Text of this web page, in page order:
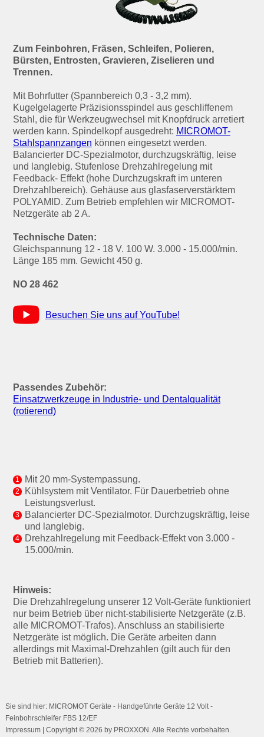
Zum Feinbohren, Fräsen, Schleifen, Polieren,
Bürsten, Entrosten, Gravieren, Ziselieren und
Trennen.
Mit Bohrfutter (Spannbereich 0,3 - 3,2 mm).
Kugelgelagerte Präzisionsspindel aus geschliffenem
Stahl, die für Werkzeugwechsel mit Knopfdruck arretiert
werden kann. Spindelkopf ausgedreht: MICROMOT-
Stahlspannzangen können eingesetzt werden.
Balancierter DC-Spezialmotor, durchzugskräftig, leise
und langlebig. Stufenlose Drehzahlregelung mit
Feedback- Effekt (hohe Durchzugskraft im unteren
Drehzahlbereich). Gehäuse aus glasfaserverstärktem
POLYAMID. Zum Betrieb empfehlen wir MICROMOT-
Netzgeräte ab 2 A.
Technische Daten:
Gleichspannung 12 - 18 V. 100 W. 3.000 - 15.000/min.
Länge 185 mm. Gewicht 450 g.
NO 28 462
Besuchen Sie uns auf YouTube!
Passendes Zubehör:
Einsatzwerkzeuge in Industrie- und Dentalqualität
(rotierend)
Mit 20 mm-Systempassung.
Kühlsystem mit Ventilator. Für Dauerbetrieb ohne
Leistungsverlust.
Balancierter DC-Spezialmotor. Durchzugskräftig, leise
und langlebig.
Drehzahlregelung mit Feedback-Effekt von 3.000 -
15.000/min.
Hinweis:
Die Drehzahlregelung unserer 12 Volt-Geräte funktioniert
nur beim Betrieb über nicht-stabilisierte Netzgeräte (z.B.
alle MICROMOT-Trafos). Anschluss an stabilisierte
Netzgeräte ist möglich. Die Geräte arbeiten dann
allerdings mit Maximal-Drehzahlen (gilt auch für den
Betrieb mit Batterien).
Sie sind hier: MICROMOT Geräte - Handgeführte Geräte 12 Volt -
Feinbohrschleifer FBS 12/EF
Impressum| Copyright © 2026 by PROXXON. Alle Rechte vorbehalten.